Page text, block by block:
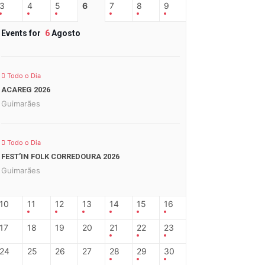
3 4 5 6 7 8 9
Events for 6Agosto
Todo o Dia
ACAREG 2026
Guimarães
Todo o Dia
FEST’IN FOLK CORREDOURA 2026
Guimarães
10 11 12 13 14 15 16
17 18 19 20 21 22 23
24 25 26 27 28 29 30